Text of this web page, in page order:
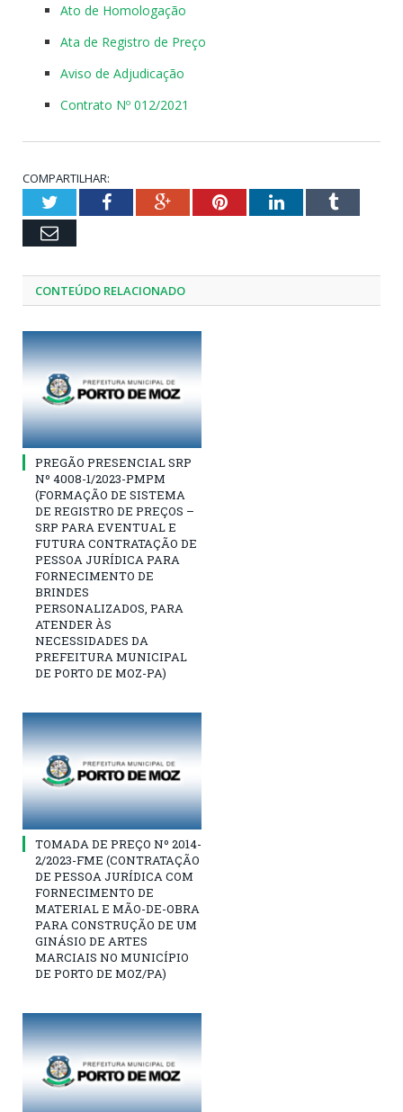
Ato de Homologação
Ata de Registro de Preço
Aviso de Adjudicação
Contrato Nº 012/2021
COMPARTILHAR:
TwitterFacebookGoogle+PinterestLinkedInTumblr
Email
CONTEÚDO RELACIONADO
PREGÃO PRESENCIAL SRP
Nº 4008-1/2023-PMPM
(FORMAÇÃO DE SISTEMA
DE REGISTRO DE PREÇOS –
SRP PARA EVENTUAL E
FUTURA CONTRATAÇÃO DE
PESSOA JURÍDICA PARA
FORNECIMENTO DE
BRINDES
PERSONALIZADOS, PARA
ATENDER ÀS
NECESSIDADES DA
PREFEITURA MUNICIPAL
DE PORTO DE MOZ-PA)
TOMADA DE PREÇO Nº 2014-
2/2023-FME (CONTRATAÇÃO
DE PESSOA JURÍDICA COM
FORNECIMENTO DE
MATERIAL E MÃO-DE-OBRA
PARA CONSTRUÇÃO DE UM
GINÁSIO DE ARTES
MARCIAIS NO MUNICÍPIO
DE PORTO DE MOZ/PA)